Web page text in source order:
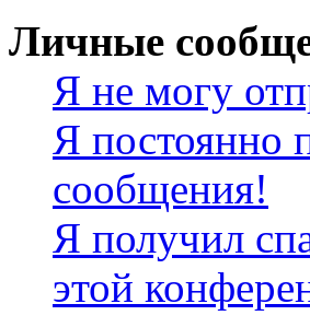
Личные
Я не могу
Я постоянно
сообщения!
Я получил
этой